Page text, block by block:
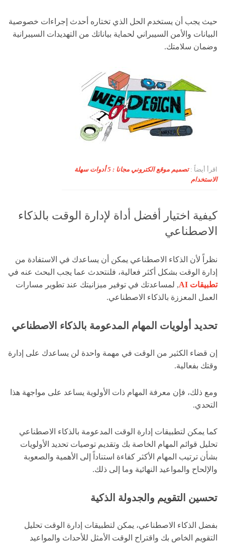
حيث يجب أن يستخدم الحل الذي تختاره أحدث إجراءات خصوصية
البيانات والأمن السيبراني لحماية بياناتك من التهديدات السيبرانية
وضمان سلامتك.
اقرأ أيضاً :
تصميم موقع الكتروني مجانا : 5 أدوات سهلة
الاستخدام
كيفية اختيار أفضل أداة لإدارة الوقت بالذكاء
الاصطناعي
نظراً لأن الذكاء الاصطناعي يمكن أن يساعدك في الاستفادة من
إدارة الوقت بشكل أكثر فعالية، فلنتحدث عما يجب البحث عنه في
تطبيقات AI
, لمساعدتك في توفير ميزانيتك عند تطوير مسارات
العمل المعززة بالذكاء الاصطناعي.
تحديد أولويات المهام المدعومة بالذكاء الاصطناعي
إن قضاء الكثير من الوقت في مهمة واحدة لن يساعدك على إدارة
وقتك بفعالية.
ومع ذلك، فإن معرفة المهام ذات الأولوية يساعد على مواجهة هذا
التحدي.
كما يمكن لتطبيقات إدارة الوقت المدعومة بالذكاء الاصطناعي
تحليل قوائم المهام الخاصة بك وتقديم توصيات تحديد الأولويات
بشأن ترتيب المهام الأكثر كفاءة استناداً إلى الأهمية والصعوبة
والإلحاح والمواعيد النهائية وما إلى ذلك.
تحسين التقويم والجدولة الذكية
بفضل الذكاء الاصطناعي، يمكن لتطبيقات إدارة الوقت تحليل
التقويم الخاص بك واقتراح الوقت الأمثل للأحداث والمواعيد